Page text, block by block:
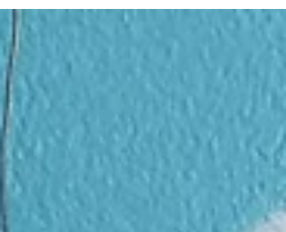
složte si origami srdíčko nebo se pusťte do